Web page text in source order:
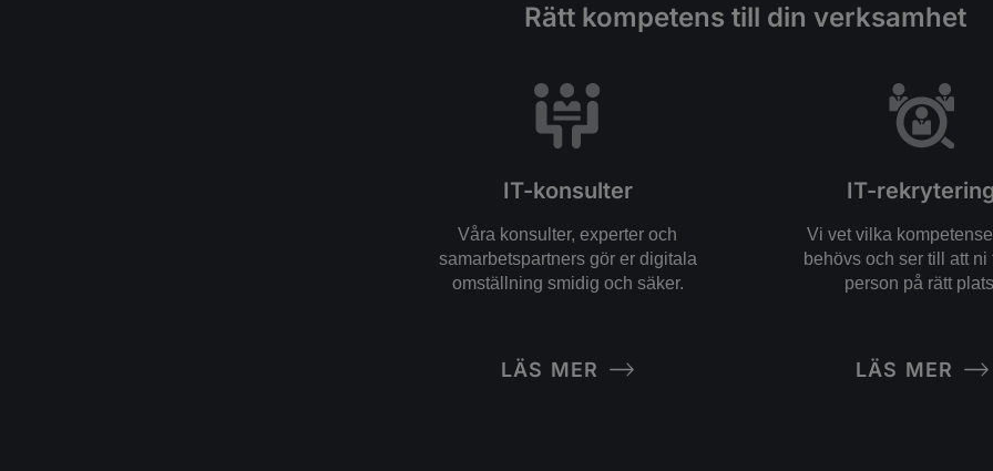
Rätt kompetens till din verksamhet
IT-konsulter
Våra konsulter, experter och
samarbetspartners gör er digitala
omställning smidig och säker.
LÄS MER
IT-rekrytering
Vi vet vilka
behövs och ser till att ni
person på rätt
LÄS MER